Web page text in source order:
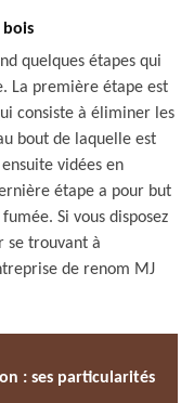
bois
quelques étapes qui
La première étape est
consiste à éliminer les
bout de laquelle est
vidées en
étape a pour but
Si vous disposez
se trouvant à
de renom MJ
: ses particularités